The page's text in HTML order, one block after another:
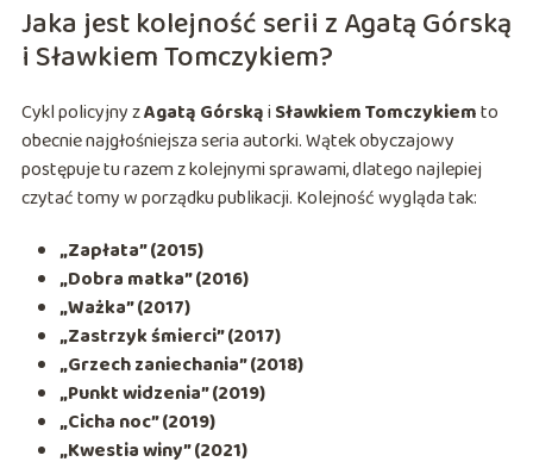
Jaka jest kolejność serii z Agatą Górską
i Sławkiem Tomczykiem?
Cykl policyjny zAgatą Górskąi Sławkiem Tomczykiemto
obecnie najgłośniejsza seria autorki. Wątek obyczajowy
postępuje tu razem z kolejnymi sprawami, dlatego najlepiej
czytać tomy w porządku publikacji. Kolejność wygląda tak:
„Zapłata” (2015)
„Dobra matka” (2016)
„Ważka” (2017)
„Zastrzyk śmierci” (2017)
„Grzech zaniechania” (2018)
„Punkt widzenia” (2019)
„Cicha noc” (2019)
„Kwestia winy” (2021)